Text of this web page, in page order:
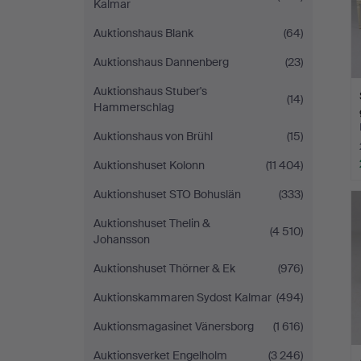
Kalmar
Auktionshaus Blank
(64)
Auktionshaus Dannenberg
(23)
Auktionshaus Stuber's
Hammerschlag
(14)
Auktionshaus von Brühl
(15)
Auktionshuset Kolonn
(11 404)
Auktionshuset STO Bohuslän
(333)
Auktionshuset Thelin &
Johansson
(4 510)
Auktionshuset Thörner & Ek
(976)
Auktionskammaren Sydost Kalmar (494)
Auktionsmagasinet Vänersborg
(1 616)
Auktionsverket Engelholm
(3 246)